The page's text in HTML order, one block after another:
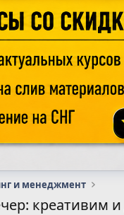
и менеджмент
креативим